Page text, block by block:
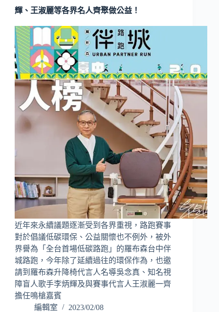
輝、王淑麗等各界名人齊聚做公益！
近年來永續議題逐漸受到各界重視，路跑賽事
對於倡議低碳環保、公益關懷也不例外，被外
界譽為「全台首場低碳路跑」的羅布森台中伴
城路跑，今年除了延續過往的環保作為，也邀
請到羅布森升降椅代言人名導吳念真、知名視
障盲人歌手李炳輝及與賽事代言人王淑麗一齊
擔任鳴槍嘉賓
編輯室
2023/02/08